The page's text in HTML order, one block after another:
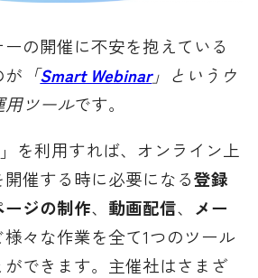
の開催に不安を抱えている
が 「Smart Webinar」というウ
用ツールです。
を利用すれば、オンライン上
催する時に必要になる登録
ジの制作、 動画配信、 メー
様々な作業を全て1つのツール
できます。主催社はさまざ